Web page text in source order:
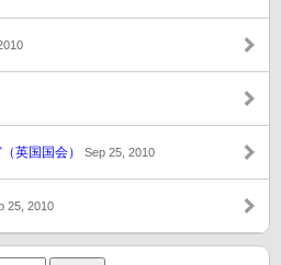
英国国会） Sep 25, 2010
25, 2010